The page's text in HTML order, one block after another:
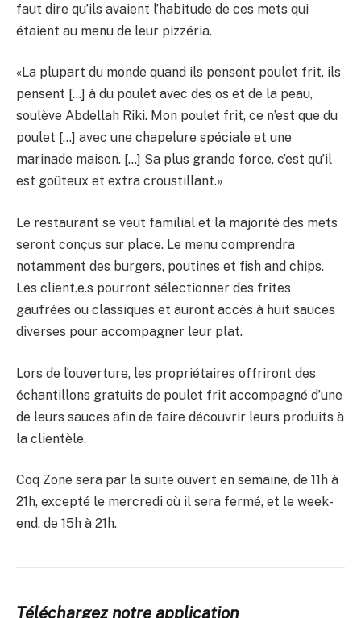
faut dire qu’ils avaient l’habitude de ces mets qui
étaient au menu de leur pizzéria.
«La plupart du monde quand ils pensent poulet frit, ils
pensent […] à du poulet avec des os et de la peau,
soulève Abdellah Riki. Mon poulet frit, ce n’est que du
poulet […] avec une chapelure spéciale et une
marinade maison. […] Sa plus grande force, c’est qu’il
est goûteux et extra croustillant.»
Le restaurant se veut familial et la majorité des mets
seront conçus sur place. Le menu comprendra
notamment des burgers, poutines et fish and chips.
Les client.e.s pourront sélectionner des frites
gaufrées ou classiques et auront accès à huit sauces
diverses pour accompagner leur plat.
Lors de l’ouverture, les propriétaires offriront des
échantillons gratuits de poulet frit accompagné d’une
de leurs sauces afin de faire découvrir leurs produits à
la clientèle.
Coq Zone sera par la suite ouvert en semaine, de 11h à
21h, excepté le mercredi où il sera fermé, et le week-
end, de 15h à 21h.
Téléchargez notre application